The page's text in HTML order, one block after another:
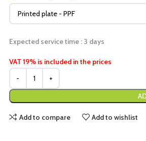
Expected service time : 3 days
VAT 19% is included in the prices
Add to compare Add to wishlist